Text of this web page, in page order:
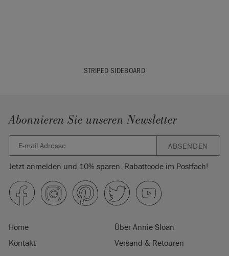
STRIPED SIDEBOARD
Abonnieren Sie unseren Newsletter
ABSENDEN
Jetzt anmelden und 10% sparen. Rabattcode im Postfach!
Home
Über Annie Sloan
Kontakt
Versand & Retouren